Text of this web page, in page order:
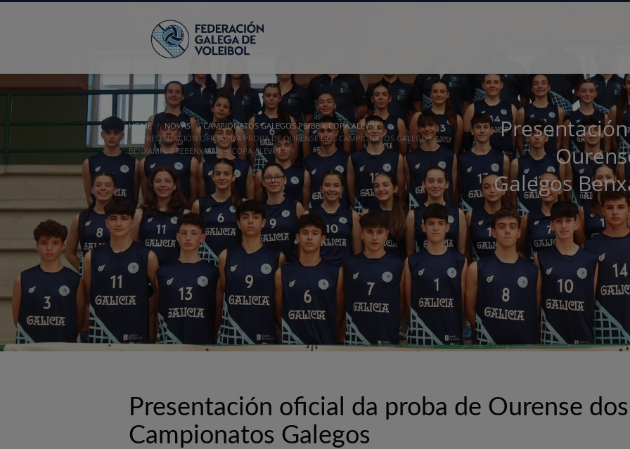
HOME NOVAS
CAMPIONATOS GALEGOS PB/BE + COPA ALEVÍN
PRESENTACIÓN OFICIAL DA PROBA DE OURENSE DOS CAMPIONATOS GALEGOS
BENXAMÍN/PREBENXAMÍN + COPA ALEVÍN.
Galegos
Presentación oficial da proba de Ourense dos
Campionatos Galegos